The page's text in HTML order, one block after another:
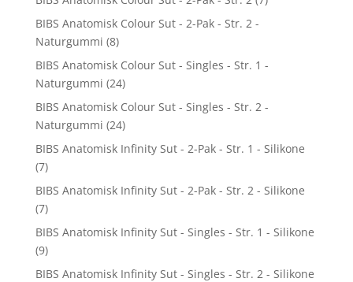
BIBS Anatomisk Colour Sut - 2-Pak - Str. 2 -
Naturgummi (8)
BIBS Anatomisk Colour Sut - Singles - Str. 1 -
Naturgummi (24)
BIBS Anatomisk Colour Sut - Singles - Str. 2 -
Naturgummi (24)
BIBS Anatomisk Infinity Sut - 2-Pak - Str. 1 - Silikone
(7)
BIBS Anatomisk Infinity Sut - 2-Pak - Str. 2 - Silikone
(7)
BIBS Anatomisk Infinity Sut - Singles - Str. 1 - Silikone
(9)
BIBS Anatomisk Infinity Sut - Singles - Str. 2 - Silikone